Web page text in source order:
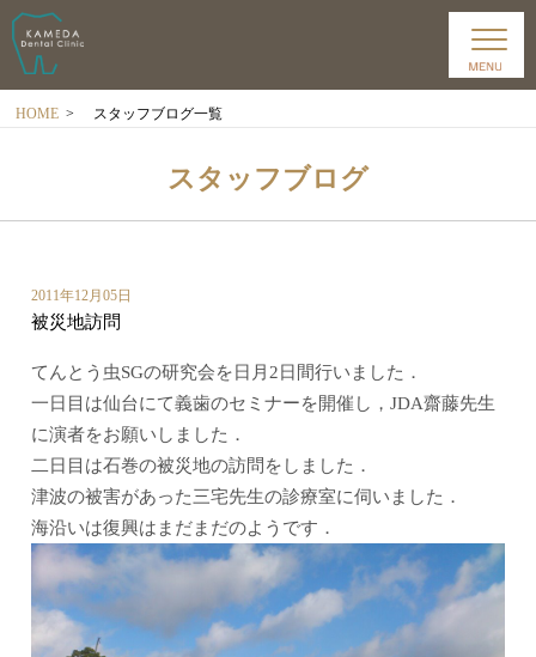
HOME > スタッフブログ一覧
スタッフブログ
2011年12月05日
被災地訪問
てんとう虫SGの研究会を日月2日間行いました．
一日目は仙台にて義歯のセミナーを開催し，JDA齋藤先生
に演者をお願いしました．
二日目は石巻の被災地の訪問をしました．
津波の被害があった三宅先生の診療室に伺いました．
海沿いは復興はまだまだのようです．